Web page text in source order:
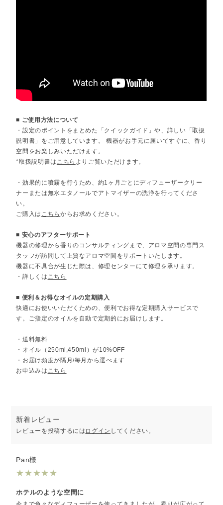
■ ご使用方法について
・設定のポイントをまとめた「クイックガイド」や、詳しい「取扱
説明書」をご用意しています。 機器がお手元に届いてすぐに、香り
空間をお楽しみいただけます。
*取扱説明書は こちら よりご覧いただけます。
・効果的に噴霧を行うため、約1ヶ月ごとにディフューザークリー
ナーまたは無水エタノールでアトマイザーの洗浄を行ってくださ
い。
ご購入は こちら からお求めください。
■ 安心のアフターサポート
機器の修理から香りのコンサルティングまで、アロマ空間の専門ス
タッフが訪問して上質なアロマ空間をサポートいたします。
機器に不具合が生じた際は、修理センターにて修理を承ります。
・詳しくは こちら
■ 便利＆お得なオイルの定期購入
快適にお使いいただくための、便利でお得な定期購入サービスで
す。ご指定のオイルを自動で定期的にお届けします。
・送料無料
・オイル（250ml,450ml）が10%OFF
・お届け頻度が隔月/毎月から選べます
お申込みは こちら
新着レビュー
レビューを投稿するには ログイン してください。
Pan様
★★★★★
ホテルのような空間に